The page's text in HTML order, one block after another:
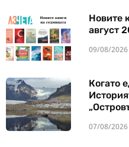
Новите
август
09/08/2026
Когато
07/08/2026